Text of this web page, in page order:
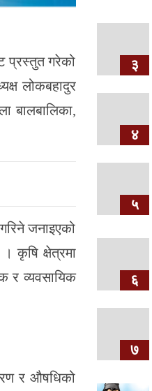
प्रस्तुत गरेको
लोकबहादुर
बालबालिका,
जनाइएको
कृषि क्षेत्रमा
र व्यवसायिक
र औषधिको
३
४
५
६
७